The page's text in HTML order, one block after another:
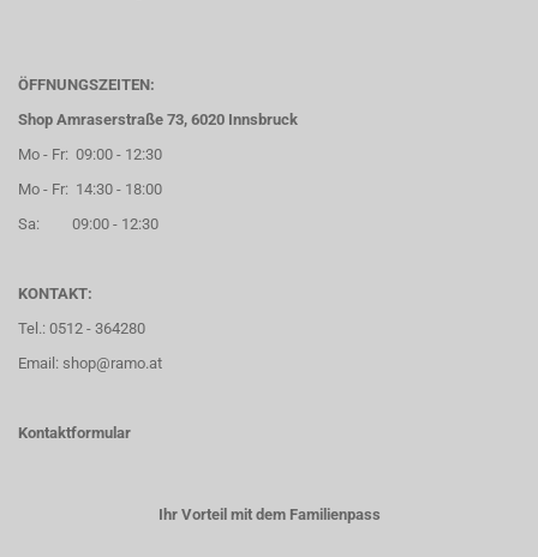
ÖFFNUNGSZEITEN:
Shop Amraserstraße 73, 6020 Innsbruck
Mo - Fr: 09:00 - 12:30
Mo - Fr: 14:30 - 18:00
Sa: 09:00 - 12:30
KONTAKT:
Tel.: 0512 - 364280
Email: shop@ramo.at
Kontaktformular
Ihr Vorteil mit dem Familienpass